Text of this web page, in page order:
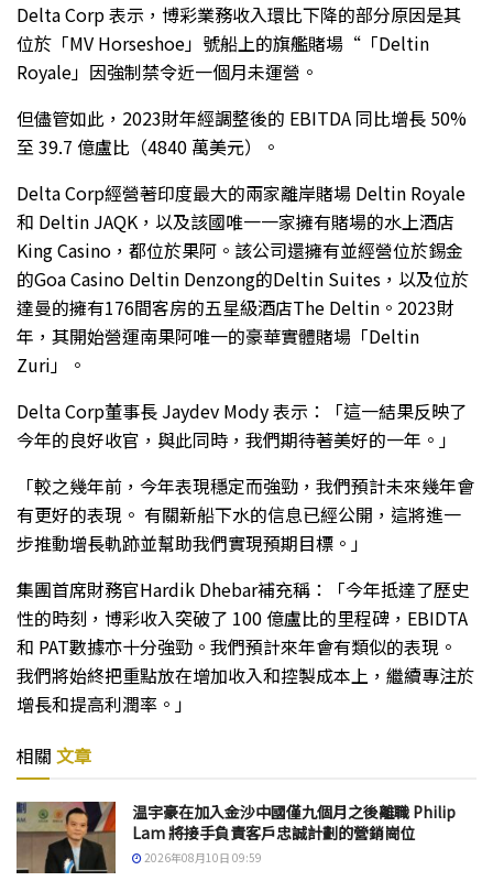
Delta Corp 表示，博彩業務收入環比下降的部分原因是其
位於「MV Horseshoe」號船上的旗艦賭場“「Deltin
Royale」因強制禁令近一個月未運營。
但儘管如此，2023財年經調整後的 EBITDA 同比增長 50%
至 39.7 億盧比（4840 萬美元）。
Delta Corp經營著印度最大的兩家離岸賭場 Deltin Royale
和 Deltin JAQK，以及該國唯一一家擁有賭場的水上酒店
King Casino，都位於果阿。該公司還擁有並經營位於錫金
的Goa Casino Deltin Denzong的Deltin Suites，以及位於
達曼的擁有176間客房的五星級酒店The Deltin。2023財
年，其開始營運南果阿唯一的豪華實體賭場「Deltin
Zuri」。
Delta Corp董事長 Jaydev Mody 表示：「這一結果反映了
今年的良好收官，與此同時，我們期待著美好的一年。」
「較之幾年前，今年表現穩定而強勁，我們預計未來幾年會
有更好的表現。 有關新船下水的信息已經公開，這將進一
步推動增長軌跡並幫助我們實現預期目標。」
集團首席財務官Hardik Dhebar補充稱：「今年抵達了歷史
性的時刻，博彩收入突破了 100 億盧比的里程碑，EBIDTA
和 PAT數據亦十分強勁。我們預計來年會有類似的表現。
我們將始終把重點放在增加收入和控製成本上，繼續專注於
增長和提高利潤率。」
相關 文章
温宇豪在加入金沙中國僅九個月之後離職 Philip
Lam 將接手負責客戶忠誠計劃的營銷崗位
2026年08月10日 09:59